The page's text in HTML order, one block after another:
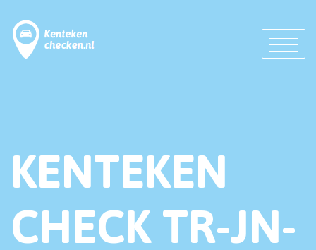
KENTEKEN
CHECK TR-JN-